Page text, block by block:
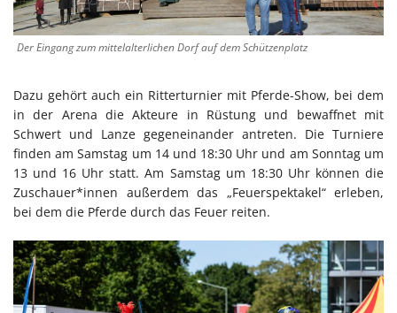
Der Eingang zum mittelalterlichen Dorf auf dem Schützenplatz
Dazu gehört auch ein Ritterturnier mit Pferde-Show, bei dem
in der Arena die Akteure in Rüstung und bewaffnet mit
Schwert und Lanze gegeneinander antreten. Die Turniere
finden am Samstag um 14 und 18:30 Uhr und am Sonntag um
13 und 16 Uhr statt. Am Samstag um 18:30 Uhr können die
Zuschauer*innen außerdem das „Feuerspektakel“ erleben,
bei dem die Pferde durch das Feuer reiten.